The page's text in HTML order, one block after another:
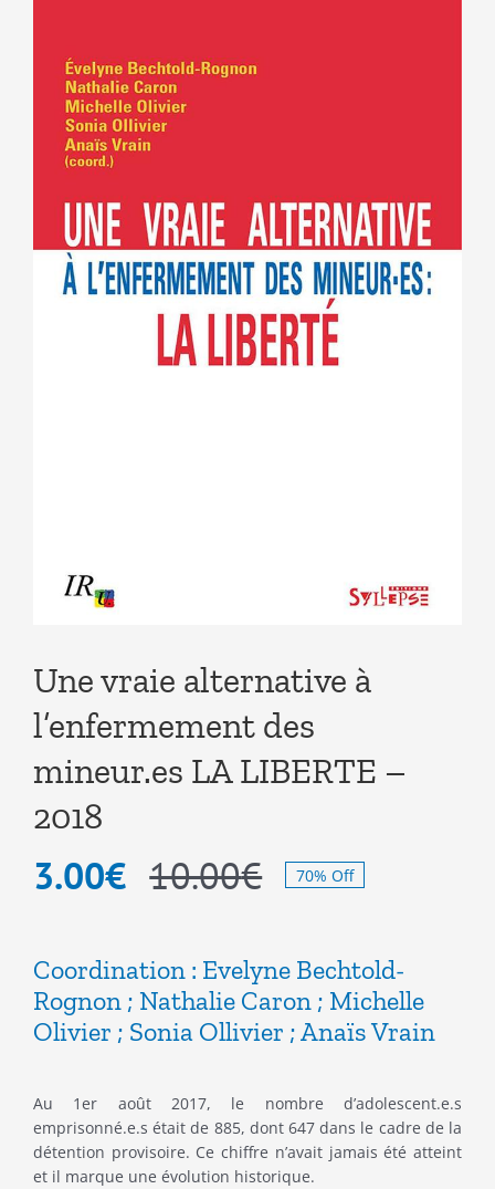
Une vraie alternative à
l’enfermement des
mineur.es LA LIBERTE –
2018
10.00€Le
initial
était :
10.00€.
3.00€
Le
actuel
est :
3.00€.
70% Off
Coordination : Evelyne Bechtold-
Rognon ; Nathalie Caron ; Michelle
Olivier ; Sonia Ollivier ; Anaïs Vrain
Au 1er août 2017, le nombre d’adolescent.e.s
emprisonné.e.s était de 885, dont 647 dans le cadre de la
détention provisoire. Ce chiffre n’avait jamais été atteint
et il marque une évolution historique.